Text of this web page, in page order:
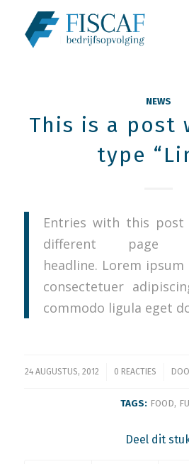
NEWS
This is a post
type
Entries with this
different page
headline. Lorem
consectetuer
commodo ligula eget
24 AUGUSTUS, 2012
/ 0 REACTIES
/
TAGS: FOOD,
Deel dit